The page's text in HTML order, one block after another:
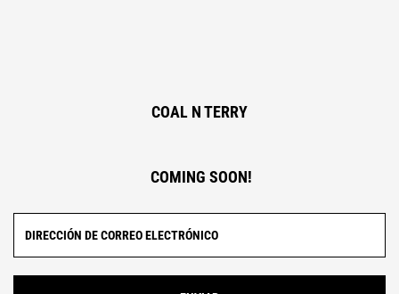
COAL N TERRY
COMING SOON!